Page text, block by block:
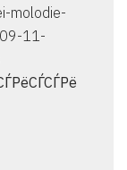
molodie-
11-